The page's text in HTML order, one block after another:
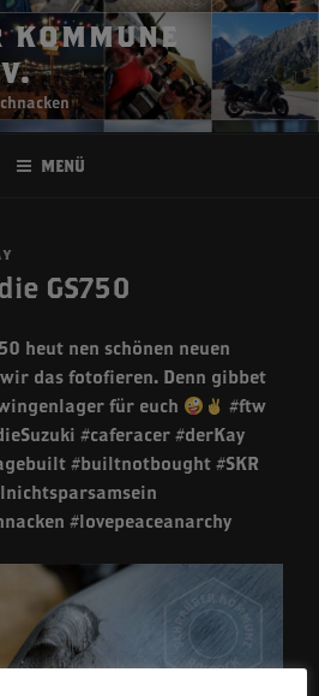
KOMMUNE
Menü
GS750
heut nen schönen neuen
das fotofieren. Denn gibbet
für euch
#ftw
#caferacer #derKay
#builtnotbought #SKR
#lovepeaceanarchy